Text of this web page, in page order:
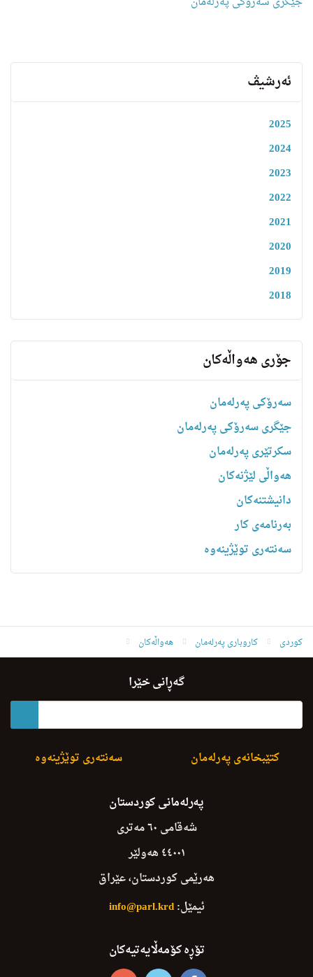
ئەرشیڤ
2025
2024
2023
2022
2021
2020
2019
2018
جۆری هەواڵەکان
سەرۆکی پەرلەمان
جێگری سەرۆکی پەرلەمان
سکرتێری پەرلەمان
هه‌واڵى لێژنه‌كان
دانیشتنه‌کان
بەرنامەی کار
سەنتەری توێژینەوە
کوردی کاروباری پەرلەمان هەواڵەکان
D.hemn H. Peshwazye La K.G.Baritania Krd
گەڕانی خێرا
سەنتەری توێژینەوە کتێبخانەی پەرلەمان
پەرلەمانی کوردستان
شەقامی ٦٠ مەتری
٤٤٠٠١ هەولێر
هەرێمی کوردستان، عێراق
ئیمێل:info@parl.krd
تۆڕە کۆمەڵایەتیەکان